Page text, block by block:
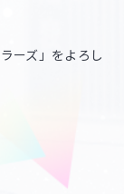
ーズ」をよろし